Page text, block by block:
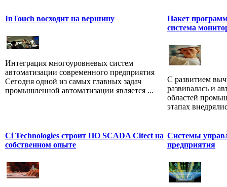
InTouch восходит на вершину
Интеграция многоуровневых систем
автоматизации современного предприятия
Сегодня одной из самых главных задач
промышленной автоматизации является ...
Пакет
система
С развитием
развивалась и
областей
этапах
Ci Technologies строит ПО SCADA Citect на
собственном опыте
Системы
предприятия